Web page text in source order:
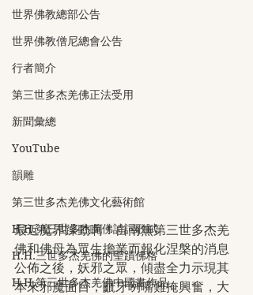
世界佛教總部公告
世界佛教僧尼總會公告
行者簡介
第三世多杰羌佛正法受用
新聞彙總
YouTube
韻雕
第三世多杰羌佛文化藝術館
H.H.第三世多杰羌佛詩詞歌賦
H.H.三世多杰羌佛的聖蹟佛格
H.H.第三世多杰羌佛中國畫作品
最近魔界躁動啊！自南無第三世多杰羌
佛和佛母為眾生擔業而報化涅槃的消息
公佈之後，妖邪之眾，傾盡全力示現其
本來邪魔面目，齜牙咧嘴難掩興奮，大